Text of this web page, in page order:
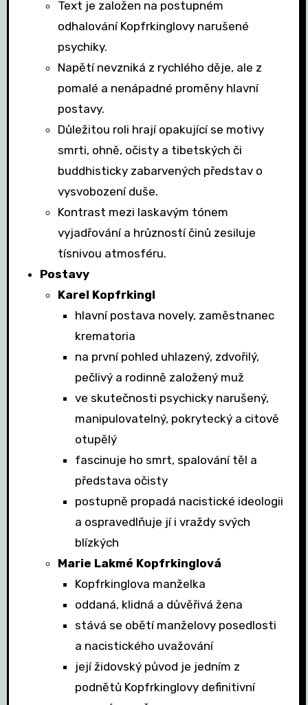
Text je založen na postupném
odhalování Kopfrkinglovy narušené
psychiky.
Napětí nevzniká z rychlého děje, ale z
pomalé a nenápadné proměny hlavní
postavy.
Důležitou roli hrají opakující se motivy
smrti, ohně, očisty a tibetských či
buddhisticky zabarvených představ o
vysvobození duše.
Kontrast mezi laskavým tónem
vyjadřování a hrůzností činů zesiluje
tísnivou atmosféru.
Postavy
Karel Kopfrkingl
hlavní postava novely, zaměstnanec
krematoria
na první pohled uhlazený, zdvořilý,
pečlivý a rodinně založený muž
ve skutečnosti psychicky narušený,
manipulovatelný, pokrytecký a citově
otupělý
fascinuje ho smrt, spalování těl a
představa očisty
postupně propadá nacistické ideologii
a ospravedlňuje jí i vraždy svých
blízkých
Marie Lakmé Kopfrkinglová
Kopfrkinglova manželka
oddaná, klidná a důvěřivá žena
stává se obětí manželovy posedlosti
a nacistického uvažování
její židovský původ je jedním z
podnětů Kopfrkinglovy definitivní